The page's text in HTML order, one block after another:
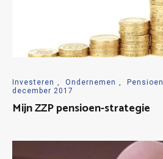
Investeren Ondernemen
december 2017
Mijn ZZP pensioen-strategie